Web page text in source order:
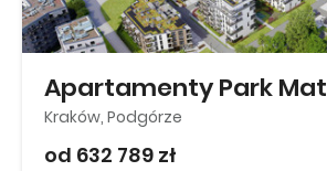
Apartamenty Park
Kraków, Podgórze
od 632 789 zł